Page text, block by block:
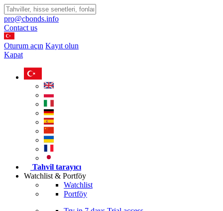
pro@cbonds.info
Contact us
Oturum açın Kayıt olun
Kapat
Tahvil tarayıcı
Watchlist & Portföy
Watchlist
Portföy